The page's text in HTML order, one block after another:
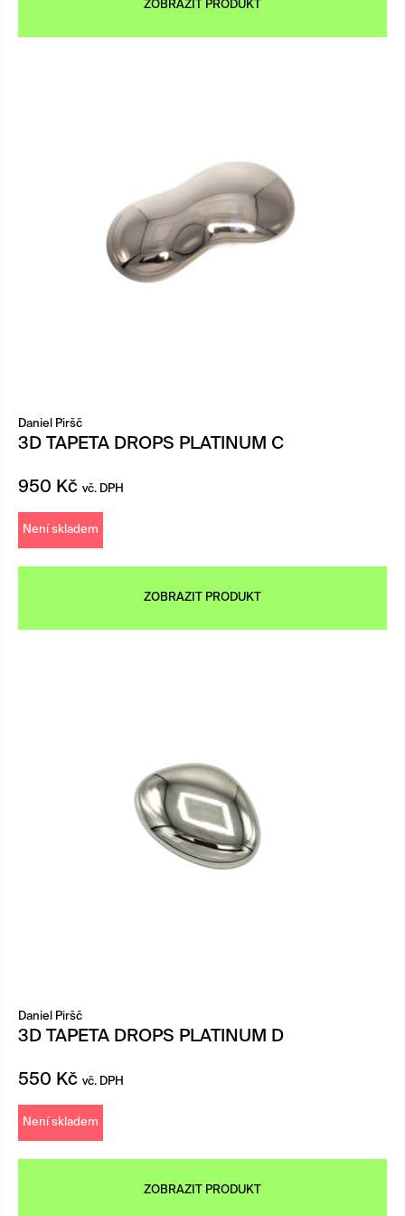
ZOBRAZIT PRODUKT
Daniel Piršč
3D TAPETA DROPS PLATINUM C
950 Kč vč. DPH
Není skladem
ZOBRAZIT PRODUKT
Daniel Piršč
3D TAPETA DROPS PLATINUM D
550 Kč vč. DPH
Není skladem
ZOBRAZIT PRODUKT